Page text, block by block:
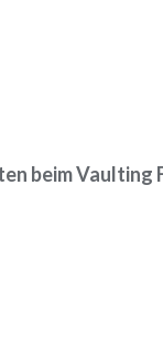
beim Vaulting